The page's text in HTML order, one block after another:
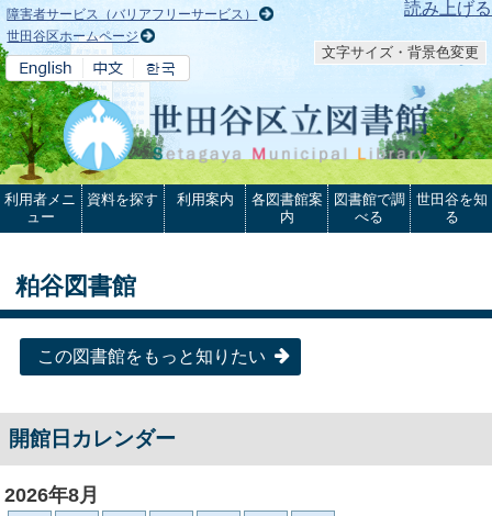
本文へ 読み上げる
障害者サービス（バリアフリーサービス）
世田谷区ホームページ
文字サイズ・背景色変更
利用者メニ
ュー
資料を探す 利用案内
各図書館案
内
図書館で調
べる
世田谷を知
る
粕谷図書館
この図書館をもっと知りたい
開館日カレンダー
2026年8月